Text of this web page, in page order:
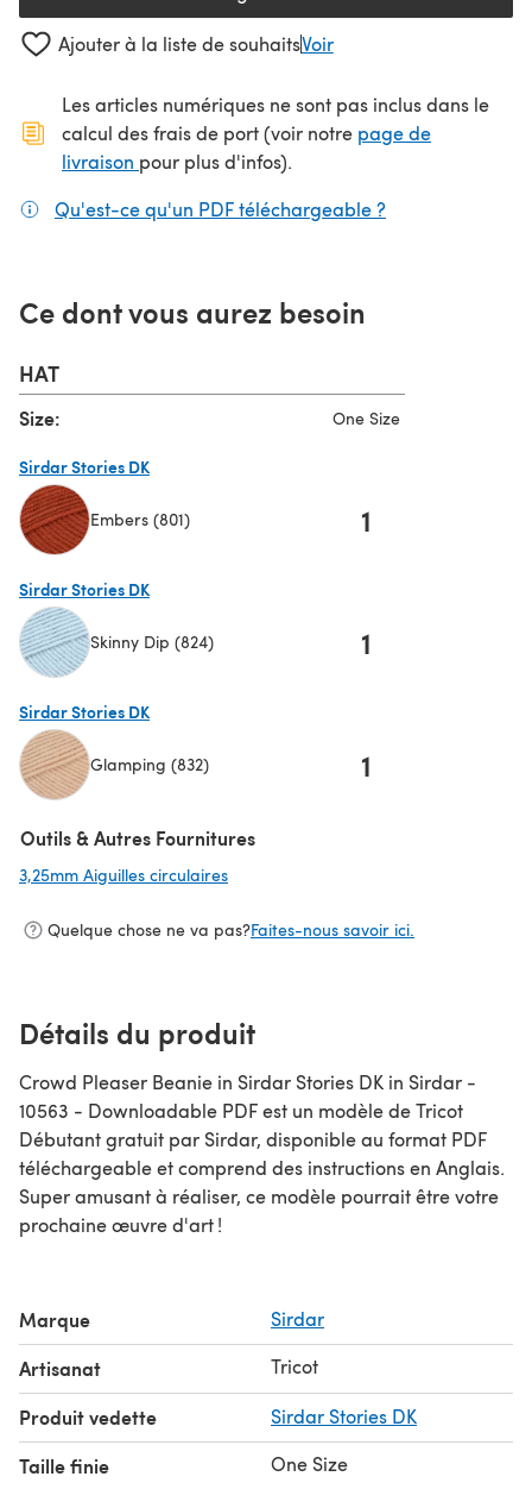
Ajouter à la liste de souhaitsVoir
Les articles numériques ne sont pas inclus dans le
calcul des frais de port (voir notre page de
livraison (s'ouvre dans un nouvel onglet)
pour plus d'infos).
Qu'est-ce qu'un PDF téléchargeable ?
Ce dont vous aurez besoin
HAT
Size: One Size
Sirdar Stories DK
Embers (801) 1
Sirdar Stories DK
Skinny Dip (824) 1
Sirdar Stories DK
Glamping (832) 1
Outils & Autres Fournitures
3,25mm Aiguilles circulaires
Quelque chose ne va pas?Faites-nous savoir ici.
Détails du produit
Crowd Pleaser Beanie in Sirdar Stories DK in Sirdar -
10563 - Downloadable PDF est un modèle de Tricot
Débutant gratuit par Sirdar, disponible au format PDF
téléchargeable et comprend des instructions en Anglais.
Super amusant à réaliser, ce modèle pourrait être votre
prochaine œuvre d'art !
Marque Sirdar
Artisanat Tricot
Produit vedette Sirdar Stories DK
Taille finie One Size